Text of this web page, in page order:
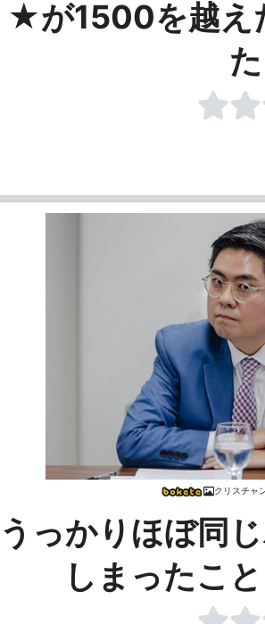
★が1500を越え
た
クリスチャ
うっかりほぼ同
しまったこ